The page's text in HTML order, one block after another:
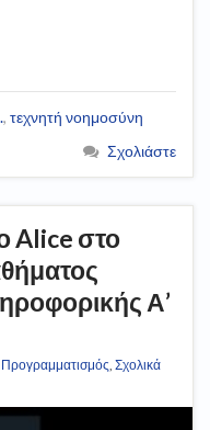
, τεχνητή νοημοσύνη
Σχολιάστε
Alice στο
Α’
Προγραμματισμός Σχολικά